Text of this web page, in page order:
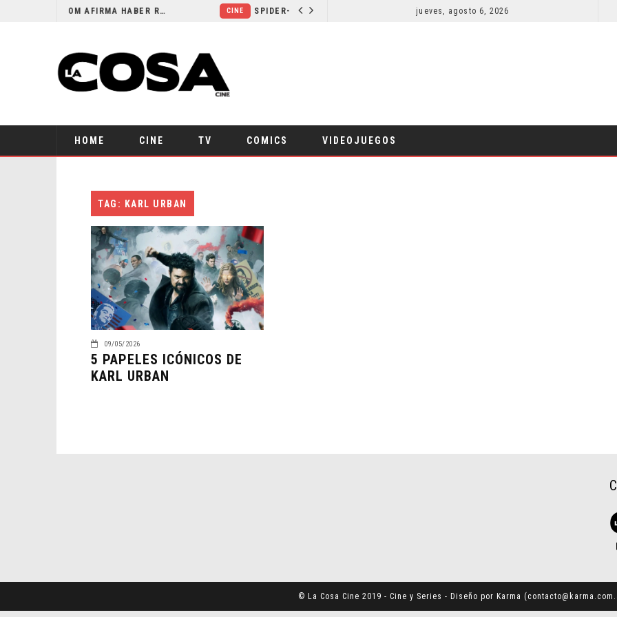
ORLANDO BLOOM AFIRMA HABER RECHAZADO SER BATMAN COMICS
jueves, agosto 6, 2026
HOME CINE TV COMICS VIDEOJUEGOS
TAG: KARL URBAN
09/05/2026
5 PAPELES ICÓNICOS DE
KARL URBAN
© La Cosa Cine 2019 - Cine y Series - Diseño por Karma (